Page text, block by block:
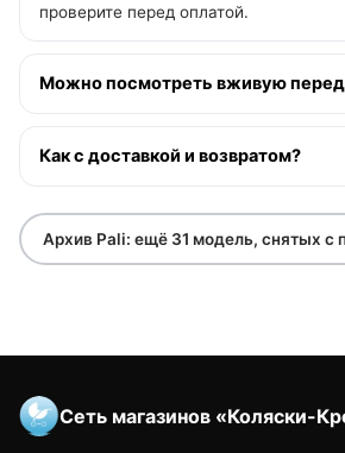
проверите перед оплатой.
Можно посмотреть вживую перед
Как с доставкой и возвратом?
Архив Pali: ещё 31 модель, снятых с
Сеть магазинов «Коляски-